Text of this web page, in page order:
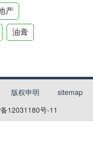
产
油膏
版权申明
sitemap
12031180号-11